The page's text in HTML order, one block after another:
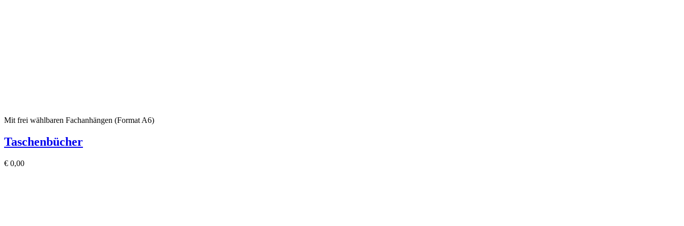
Mit frei wählbaren Fachanhängen (Format A6)
Taschenbücher
€ 0,00